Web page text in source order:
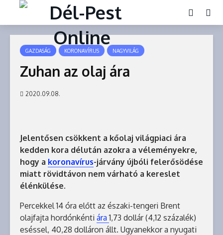
GAZDASÁG KORONAVÍRUS NAGYVILÁG
Zuhan az olaj ára
2020.09.08.
Jelentősen csökkent a kőolaj világpiaci ára
kedden kora délután azokra a véleményekre,
hogy a koronavírus-járvány újbóli felerősödése
miatt rövidtávon nem várható a kereslet
élénkülése.
Percekkel 14 óra előtt az északi-tengeri Brent
olajfajta hordónkénti ára1,73 dollár (4,12 százalék)
eséssel, 40,28 dolláron állt. Ugyanekkor a nyugati